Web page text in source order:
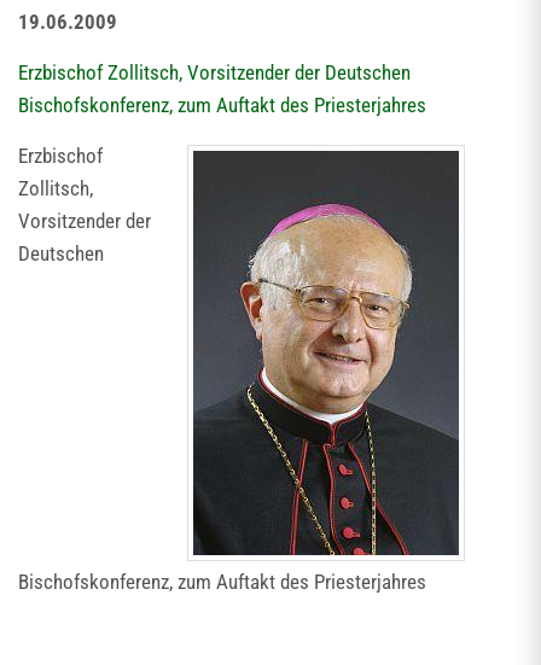
19.06.2009
Erzbischof Zollitsch, Vorsitzender der Deutschen
Bischofskonferenz, zum Auftakt des Priesterjahres
Erzbischof
Zollitsch,
Vorsitzender der
Deutschen
Bischofskonferenz, zum Auftakt des Priesterjahres